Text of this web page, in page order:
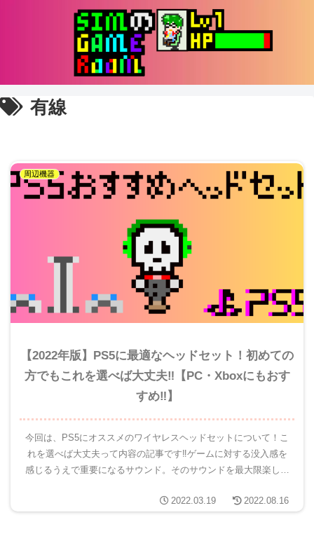
有線
周辺機器
【2022年版】PS5に最適なヘッドセット！初めての
方でもこれを選べば大丈夫‼【PC・Xboxにもおす
すめ‼】
今回は、PS5にオススメのワイヤレスヘッドセットについて！こ
れを選べば大丈夫って内容の記事です‼ゲームに対する没入感を
感じるうえで重要になるサウンド。そのサウンドを最大限楽しむ
『Temp...2022.03.19 2022.08.16